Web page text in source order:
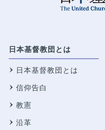
日本基督教団とは
日本基督教団とは
信仰告白
教憲
沿革